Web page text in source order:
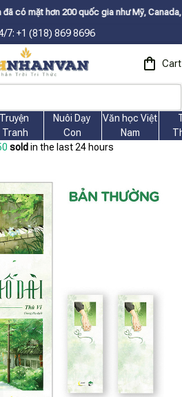
quốc gia như Mỹ, Canada, Úc, Nhật,
7: +1 (818) 869 8696
Cart
Truyện
Tranh
Nuôi Dạy
Con
Văn học Việt
Nam
sold in the last 24 hours